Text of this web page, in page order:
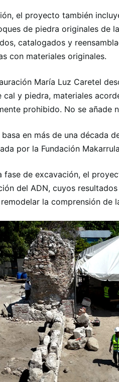
el proyecto también
de piedra originales de
catalogados y
con materiales originales.
María Luz Caretel
cal y piedra, materiales
prohibido. No se añade
en más de una década
por la Fundación
fase de excavación, el
del ADN, cuyos
la comprensión de